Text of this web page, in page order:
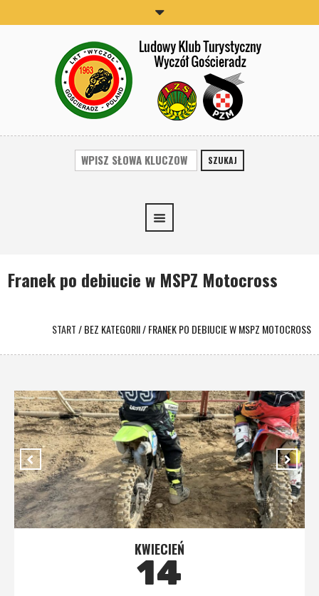
SZUKAJ
Franek po debiucie w MSPZ Motocross
START/BEZ KATEGORII/FRANEK PO DEBIUCIE W MSPZ MOTOCROSS
KWIECIEŃ
14